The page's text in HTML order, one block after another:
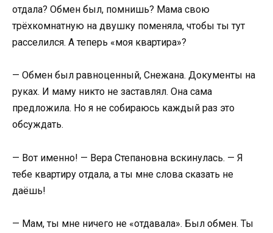
отдала? Обмен был, помнишь? Мама свою
трёхкомнатную на двушку поменяла, чтобы ты тут
расселился. А теперь «моя квартира»?
— Обмен был равноценный, Снежана. Документы на
руках. И маму никто не заставлял. Она сама
предложила. Но я не собираюсь каждый раз это
обсуждать.
— Вот именно! — Вера Степановна вскинулась. — Я
тебе квартиру отдала, а ты мне слова сказать не
даёшь!
— Мам, ты мне ничего не «отдавала». Был обмен. Ты